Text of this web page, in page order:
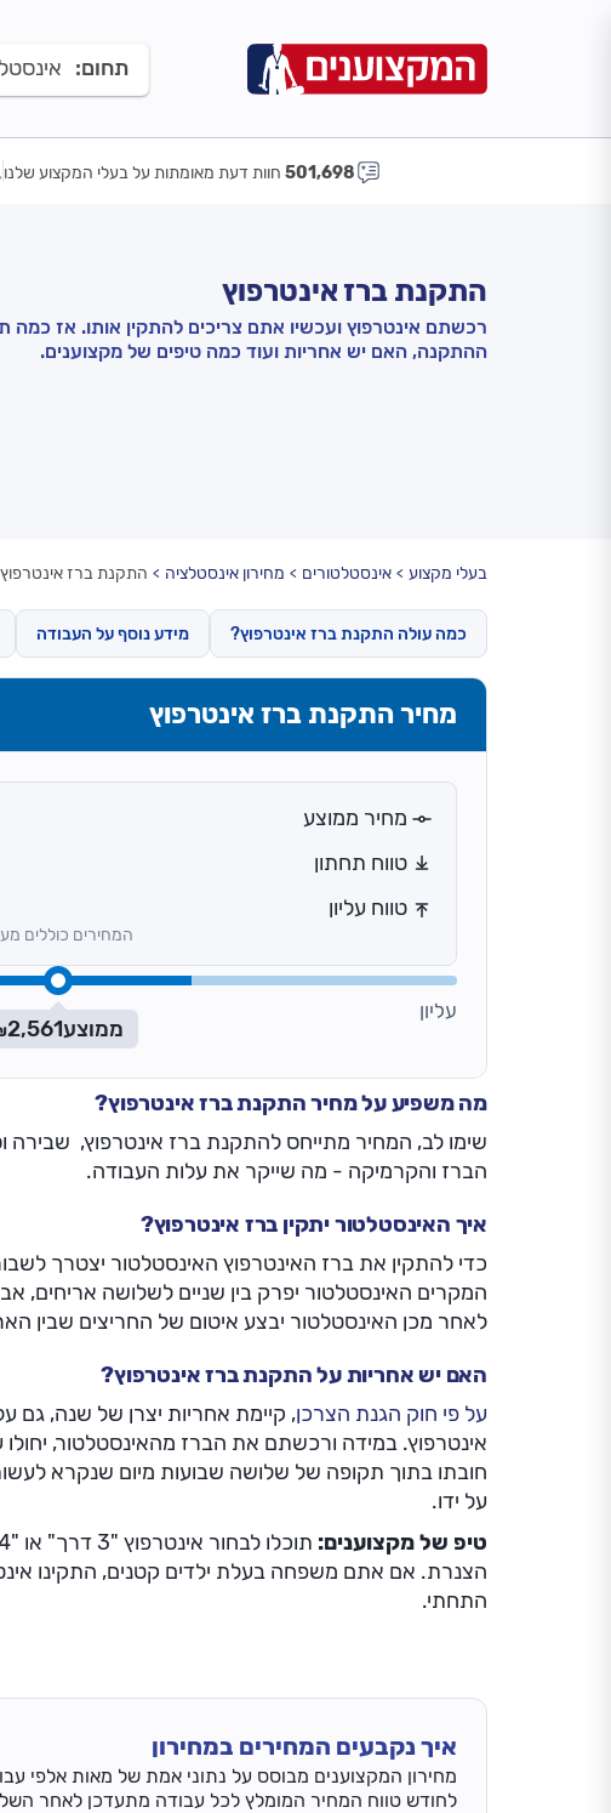
תחום:
501,698 חוות דעת מאומתות על בעלי המקצוע שלנו
התקנת ברז אינטרפוץ
רכשתם אינטרפוץ ועכשיו אתם צריכים להתקין אותו. אז
ההתקנה, האם יש אחריות ועוד כמה טיפים של מקצוענים.
בעלי מקצוע אינסטלטורים מחירון אינסטלציה התקנת ברז אינטרפוץ
כמה עולה התקנת ברז אינטרפוץ? מידע נוסף על העבודה
מחיר התקנת ברז אינטרפוץ
מחיר ממוצע
טווח תחתון
טווח עליון
המחירים כוללים
עליון
ממוצע2,561
מה משפיע על מחיר התקנת ברז אינטרפוץ?
שימו לב, המחיר מתייחס להתקנת ברז אינטרפוץ, שבירה
הברז והקרמיקה - מה שייקר את עלות העבודה.
איך האינסטלטור יתקין ברז אינטרפוץ?
כדי להתקין את ברז האינטרפוץ האינסטלטור יצטרך
המקרים האינסטלטור יפרק בין שניים לשלושה אריחים,
לאחר מכן האינסטלטור יבצע איטום של החריצים שבין
האם יש אחריות על התקנת ברז אינטרפוץ?
על פי חוק הגנת הצרכן, קיימת אחריות יצרן של שנה, גם
אינטרפוץ. במידה ורכשתם את הברז מהאינסטלטור, יחולו
חובתו בתוך תקופה של שלושה שבועות מיום שנקרא
על ידו.
טיפ של מקצוענים:
התחתי.
איך נקבעים המחירים במחירון
מחירון המקצוענים מבוסס על נתוני אמת של מאות אלפי
לחודש טווח המחיר המומלץ לכל עבודה מתעדכן לאחר השלמת 3 השלבים